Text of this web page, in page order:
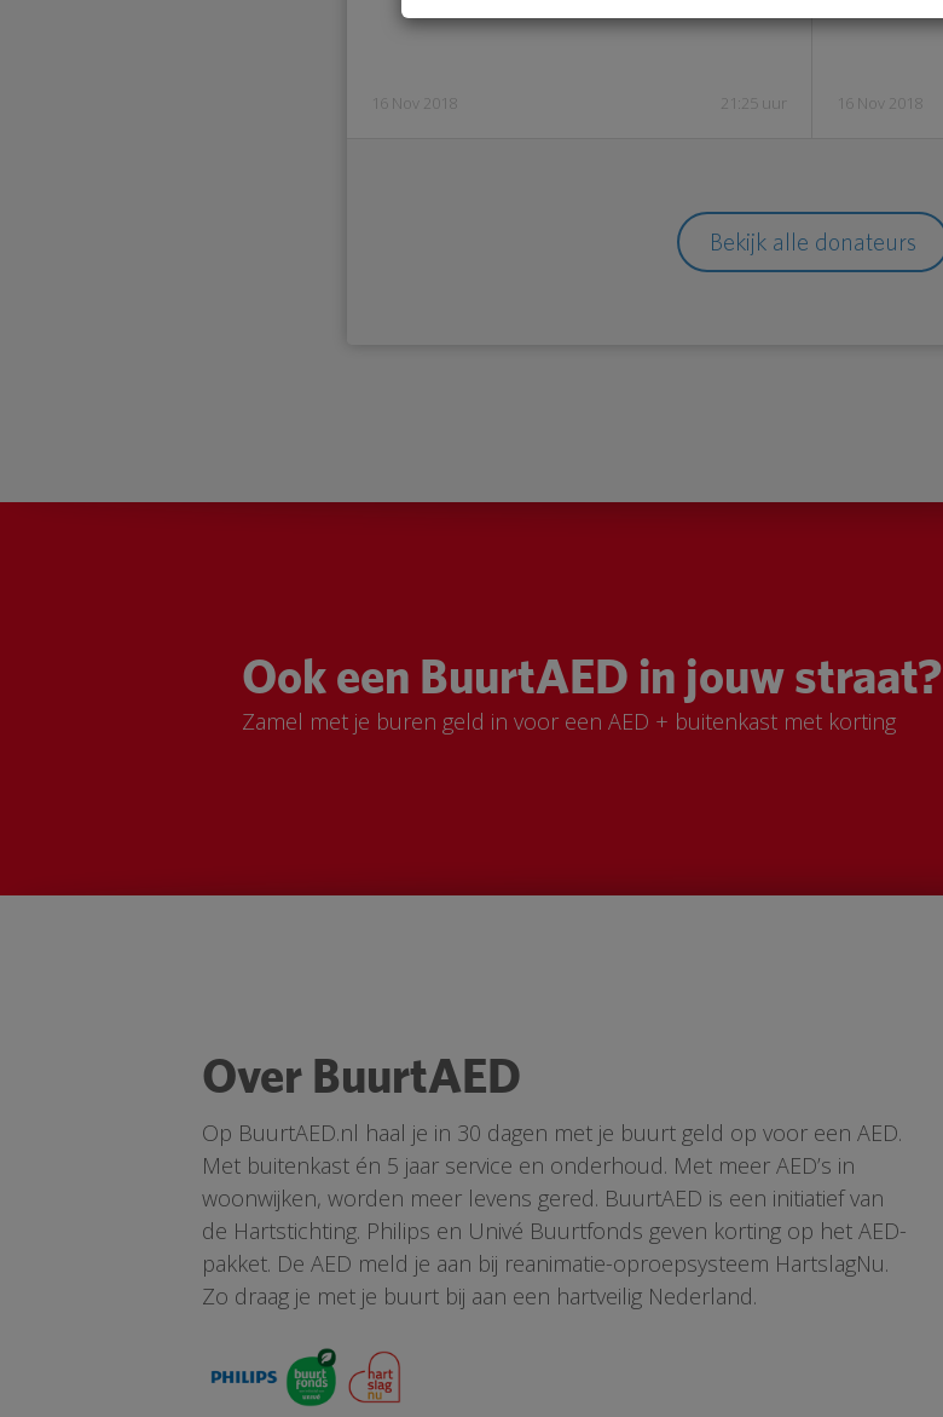
16 Nov 2018 21:25 uur 16 Nov 2018
Bekijk alle donateurs
Ook een BuurtAED in jouw straat?
Zamel met je buren geld in voor een AED + buitenkast met korting
Over BuurtAED
Op BuurtAED.nl haal je in 30 dagen met je buurt geld op voor een AED.
Met buitenkast én 5 jaar service en onderhoud. Met meer AED’s in
woonwijken, worden meer levens gered. BuurtAED is een initiatief van
de Hartstichting. Philips en Univé Buurtfonds geven korting op het AED-
pakket. De AED meld je aan bij reanimatie-oproepsysteem HartslagNu.
Zo draag je met je buurt bij aan een hartveilig Nederland.